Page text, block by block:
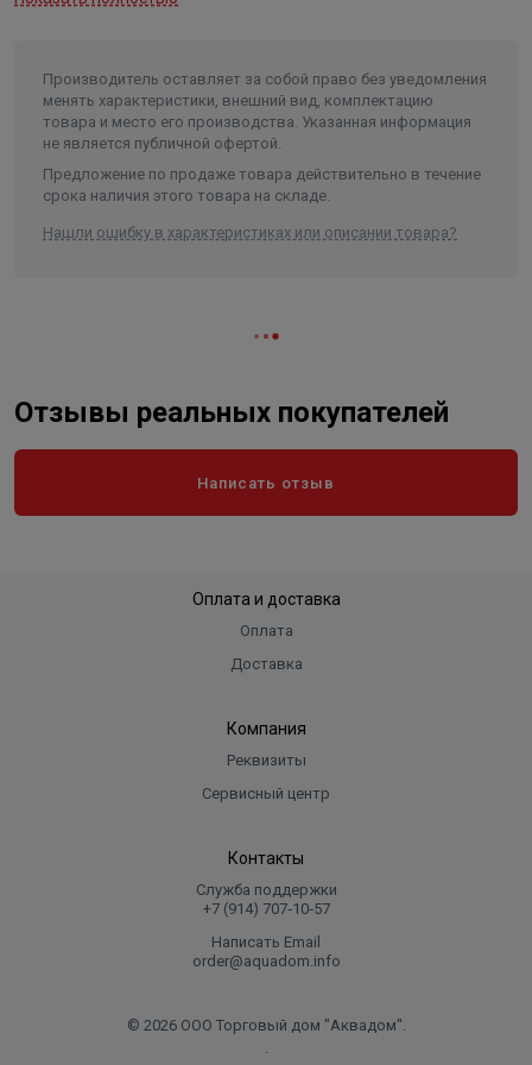
Производитель оставляет за собой право без уведомления
менять характеристики, внешний вид, комплектацию
товара и место его производства. Указанная информация
не является публичной офертой.
Предложение по продаже товара действительно в течение
срока наличия этого товара на складе.
Нашли ошибку в характеристиках или описании товара?
Отзывы реальных покупателей
Написать отзыв
Оплата и доставка
Оплата
Доставка
Компания
Реквизиты
Сервисный центр
Контакты
Служба поддержки
+7 (914) 707‑10‑57
Написать Email
order@aquadom.info
© 2026 ООО Торговый дом "Аквадом".
.